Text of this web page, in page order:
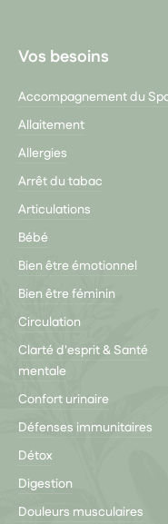
Vos besoins
Accompagnement du
Allaitement
Allergies
Arrêt du tabac
Articulations
Bébé
Bien être émotionnel
Bien être féminin
Circulation
Clarté d'esprit & Santé
mentale
Confort urinaire
Défenses immunitaires
Détox
Digestion
Douleurs musculaires